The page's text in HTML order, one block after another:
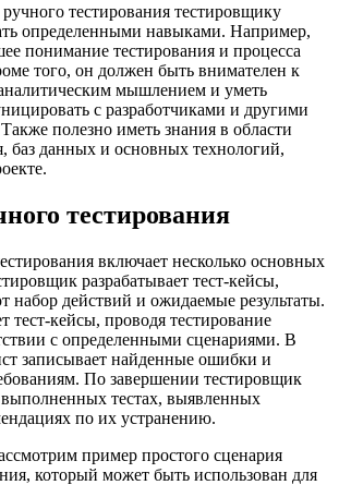
тестирования тестировщику
определенными навыками. Например,
понимание тестирования и процесса
того, он должен быть внимателен к
аналитическим мышлением и уметь
с разработчиками и другими
полезно иметь знания в области
баз данных и основных технологий,
тестирования
включает несколько основных
разрабатывает тест-кейсы,
набор действий и ожидаемые результаты.
тест-кейсы, проводя тестирование
с определенными сценариями. В
записывает найденные ошибки и
По завершении тестировщик
выполненных тестах, выявленных
по их устранению.
пример простого сценария
который может быть использован для